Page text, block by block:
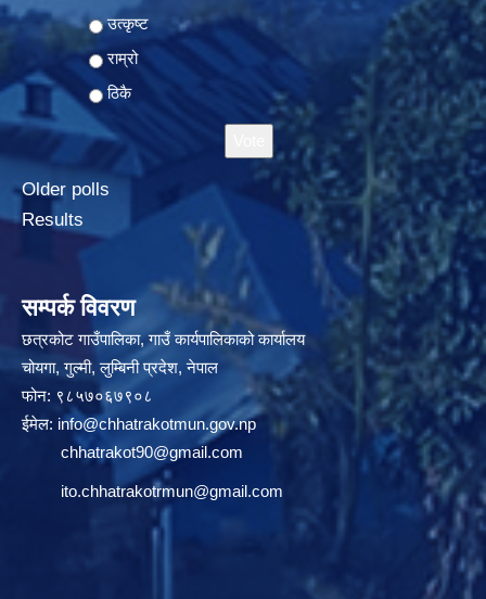
Choices
उत्कृष्ट
राम्रो
ठिकै
Older polls
Results
सम्पर्क विवरण
छत्रकोट गाउँपालिका, गाउँ कार्यपालिकाको कार्यालय
चोयगा, गुल्मी, लुम्बिनी प्रदेश, नेपाल
फोन: ९८५७०६७९०८
ईमेल: info@chhatrakotmun.gov.np
chhatrakot90@gmail.com
ito.chhatrakotrmun@gmail.com